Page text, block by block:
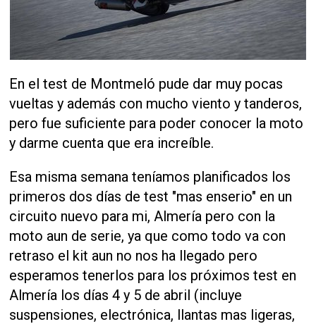
En el test de Montmeló pude dar muy pocas
vueltas y además con mucho viento y tanderos,
pero fue suficiente para poder conocer la moto
y darme cuenta que era increíble.
Esa misma semana teníamos planificados los
primeros dos días de test "mas enserio" en un
circuito nuevo para mi, Almería pero con la
moto aun de serie, ya que como todo va con
retraso el kit aun no nos ha llegado pero
esperamos tenerlos para los próximos test en
Almería los días 4 y 5 de abril (incluye
suspensiones, electrónica, llantas mas ligeras,